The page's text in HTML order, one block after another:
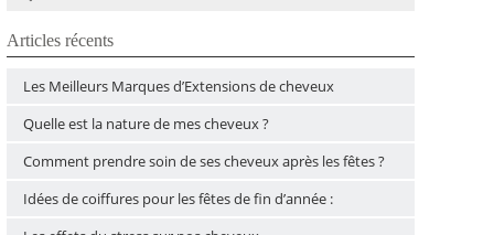
Articles récents
Les Meilleurs Marques d’Extensions de cheveux
Quelle est la nature de mes cheveux ?
Comment prendre soin de ses cheveux après les fêtes ?
Idées de coiffures pour les fêtes de fin d’année :